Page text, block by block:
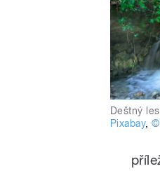
Deštný les
Pixabay,©